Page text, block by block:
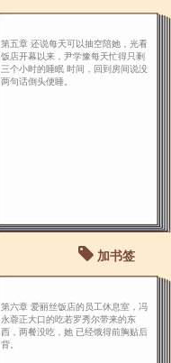
第五章 还说每天可以抽空陪她，光看
饭店开幕以来，尹学豫每天忙得只剩
三个小时的睡眠 时间，回到房间说没
两句话倒头便睡。
加书签
第六章 爱丽丝饭店的员工休息室，冯
永蓉正大口的吃若罗秀尔带来的东
西，两餐没吃，她 已经饿得前胸贴后
背。